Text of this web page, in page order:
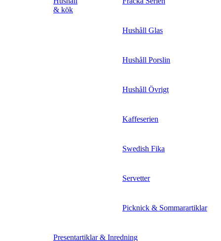
& kök
Hushåll Glas
Hushåll Porslin
Hushåll Övrigt
Kaffeserien
Swedish Fika
Servetter
Picknick & Sommarartiklar
Presentartiklar & Inredning